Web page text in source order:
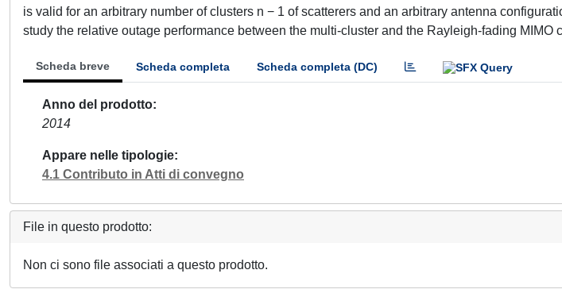
is valid for an arbitrary number of clusters n − 1 of scatterers and an arbitrary antenna
study the relative outage performance between the multi-cluster and the Rayleigh-fading MIMO
Scheda breve Scheda completa Scheda completa (DC)
Anno del prodotto
2014
Appare nelle tipologie
4.1 Contributo in Atti di convegno
File in questo prodotto:
Non ci sono file associati a questo prodotto.